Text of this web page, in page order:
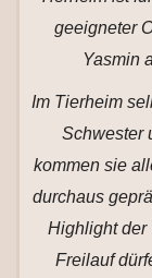
geeigneter
Yasmin
Im Tierheim
Schwester
kommen sie
durchaus
Highlight der
Freilauf